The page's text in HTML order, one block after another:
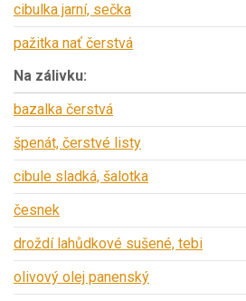
cibulka jarní, sečka
pažitka nať čerstvá
Na zálivku:
bazalka čerstvá
špenát, čerstvé listy
cibule sladká, šalotka
česnek
droždí lahůdkové sušené, tebi
olivový olej panenský